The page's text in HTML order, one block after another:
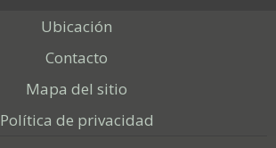
Ubicación
Contacto
Mapa del sitio
Política de privacidad